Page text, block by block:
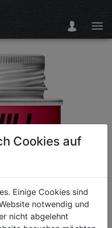
Cookies auf
Einige Cookies sind
notwendig und
nicht abgelehnt